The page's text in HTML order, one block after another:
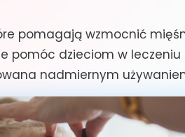
pomagają wzmocnić
pomóc dzieciom w leczeniu
nadmiernym